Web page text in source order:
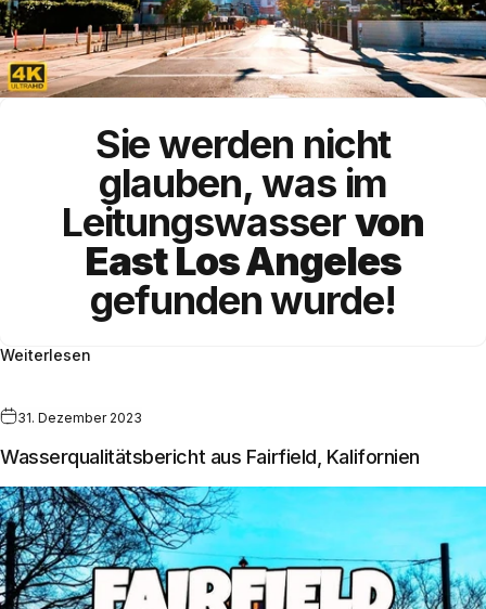
Sie werden nicht
glauben, was im
Leitungswasservon
East Los Angeles
gefunden wurde!
Weiterlesen
31. Dezember 2023
Wasserqualitätsbericht aus Fairfield, Kalifornien